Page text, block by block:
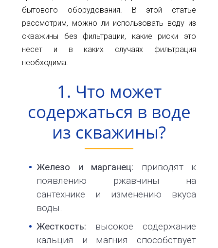
Карта
глубин
Новости
Контакты
Пт.
Сб.
Адрес:
г.Киев
ул.
(рядом
гипермаркетом
+38(068)556-
бытового оборудования. В этой статье
рассмотрим, можно ли использовать воду из
скважины без фильтрации, какие риски это
несет и в каких случаях фильтрация
необходима.
1. Что может
содержаться в воде
из скважины?
Железо и марганец: приводят к
появлению ржавчины на
сантехнике и изменению вкуса
воды.
Жесткость: высокое содержание
кальция и магния способствует